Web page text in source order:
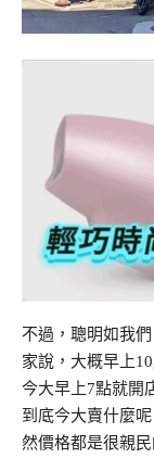
不過，聰明如我
家說，大概早上
今大早上7點就開
到底今大賣什麼
然價格都是很親民